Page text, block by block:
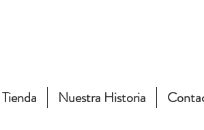
Tienda Nuestra Historia